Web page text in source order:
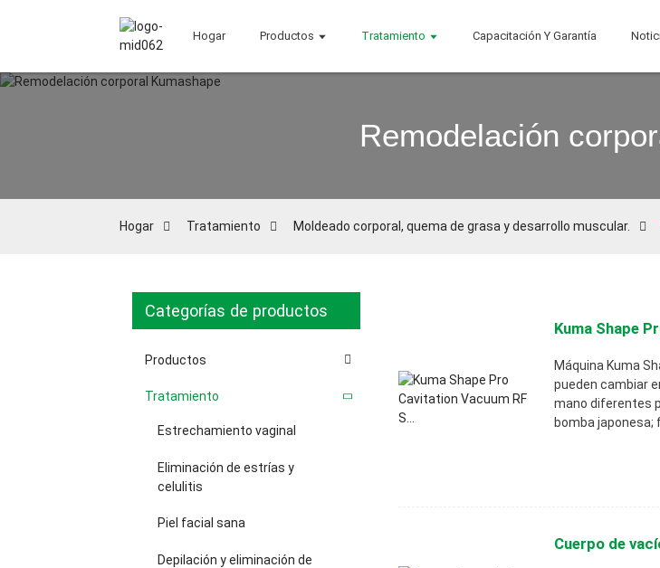
Hogar Productos Tratamiento Capacitación Y Garantía
Remodelación
Hogar Tratamiento Moldeado corporal, quema de grasa y desarrollo muscular.
Categorías de productos
Productos
Tratamiento
Estrechamiento vaginal
Eliminación de estrías y
celulitis
Piel facial sana
Depilación y eliminación de
Kuma Shape
Máquina Kuma
pueden cambiar
mano diferentes
bomba japonesa;
Cuerpo de